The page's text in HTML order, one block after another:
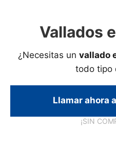
Vallados
¿Necesitas un vallado
todo tipo
Llamar ahora
¡SIN